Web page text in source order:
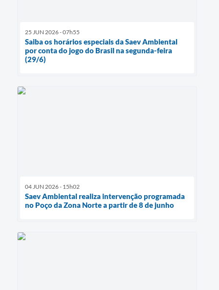
25 JUN 2026 - 07h55
Saiba os horários especiais da Saev Ambiental
por conta do jogo do Brasil na segunda-feira
(29/6)
04 JUN 2026 - 15h02
Saev Ambiental realiza intervenção programada
no Poço da Zona Norte a partir de 8 de junho